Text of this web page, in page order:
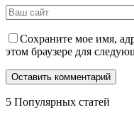
Сохраните мое имя,
этом браузере для
5 Популярных статей